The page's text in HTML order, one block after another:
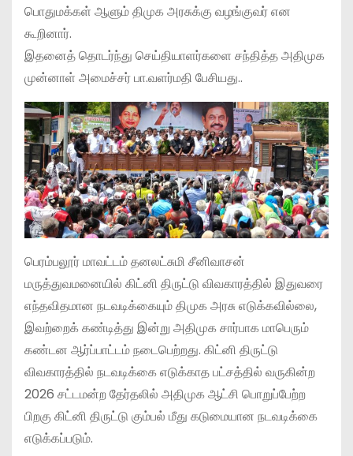
பொதுமக்கள் ஆளும் திமுக அரசுக்கு வழங்குவர் என
கூறினார்.
இதனைத் தொடர்ந்து செய்தியாளர்களை சந்தித்த அதிமுக
முன்னாள் அமைச்சர் பா.வளர்மதி பேசியது..
பெரம்பலூர் மாவட்டம் தனலட்சுமி சீனிவாசன்
மருத்துவமனையில் கிட்னி திருட்டு விவகாரத்தில் இதுவரை
எந்தவிதமான நடவடிக்கையும் திமுக அரசு எடுக்கவில்லை,
இவற்றைக் கண்டித்து இன்று அதிமுக சார்பாக மாபெரும்
கண்டன ஆர்ப்பாட்டம் நடைபெற்றது. கிட்னி திருட்டு
விவகாரத்தில் நடவடிக்கை எடுக்காத பட்சத்தில் வருகின்ற
2026 சட்டமன்ற தேர்தலில் அதிமுக ஆட்சி பொறுப்பேற்ற
பிறகு கிட்னி திருட்டு கும்பல் மீது கடுமையான நடவடிக்கை
எடுக்கப்படும்.